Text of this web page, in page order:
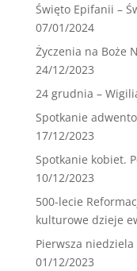
Święto Epifanii –
07/01/2024
Życzenia na Boże
24/12/2023
24 grudnia –
Spotkanie
17/12/2023
Spotkanie kobiet.
10/12/2023
500-lecie
kulturowe dzieje
Pierwsza
01/12/2023